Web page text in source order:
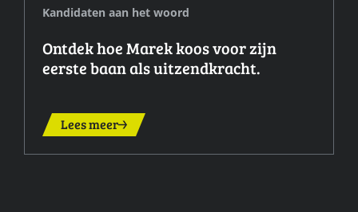
Kandidaten aan het woord
Ontdek hoe Marek koos voor zijn
eerste baan als uitzendkracht.
Lees meer